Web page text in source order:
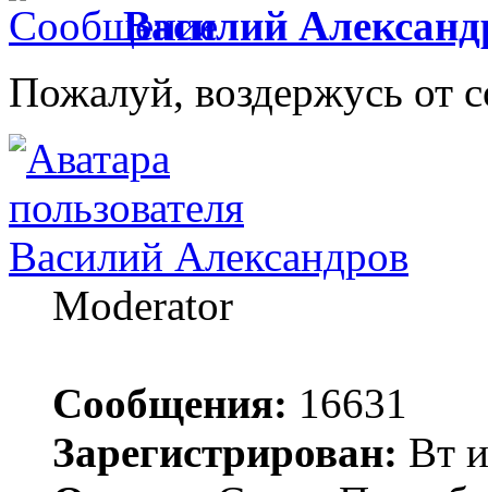
Василий
Пожалуй, воздержусь от
Василий Александров
Moderator
Сообщения: 16631
Зарегистрирован: Вт